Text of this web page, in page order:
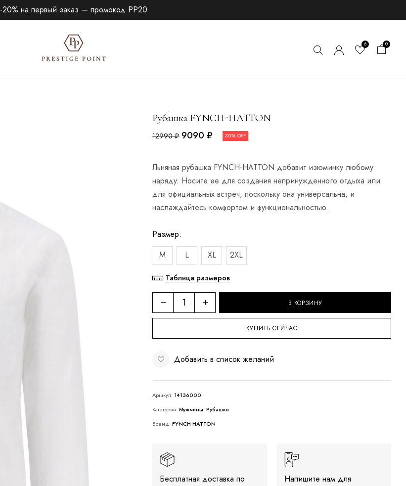
-20% на первый заказ — промокод PP20
6 0
Рубашка FYNCH-HATTON
12990₽ 9090₽ 30% OFF
Льняная рубашка FYNCH-HATTON добавит изюминку любому
наряду. Носите ее для создания непринужденного отдыха или
для официальных встреч, поскольку она универсальна, и
наслаждайтесь комфортом и функциональностью.
Размер
M
L XL 2XL
Таблица размеров
В КОРЗИНУ
КУПИТЬ СЕЙЧАС
Добавить в список желаний
Артикул:14136000
Категории:Мужчины,Рубашки
Бренд:FYNCH HATTON
Бесплатная доставка по
Напишите нам для